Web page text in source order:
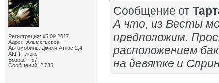
Регистрация: 05.09.2017
Адрес: Альметьевск
Автомобиль: Джили Атлас 2,4
АКПП, люкс
Возраст: 57
Сообщений: 2,735
Сообщение от
А что, из Весты
предположим.
расположением
на девятке и